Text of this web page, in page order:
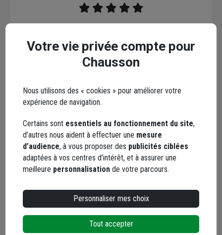
bon rapport qualité/prix, conformité à la fiche produit
En complément
Votre vie privée compte pour
Chausson
Nous utilisons des « cookies » pour améliorer votre
expérience de navigation.
Certains sont essentiels au fonctionnement du site,
d’autres nous aident à effectuer une mesure
d’audience, à vous proposer des publicités ciblées
adaptées à vos centres d’intérêt, et à assurer une
meilleure personnalisation de votre parcours.
Personnaliser mes choix
Tout accepter